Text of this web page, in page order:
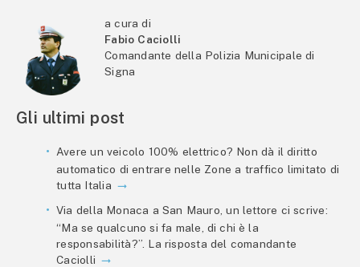
a cura di
Fabio Caciolli
Comandante della Polizia Municipale di
Signa
Gli ultimi post
Avere un veicolo 100% elettrico? Non dà il diritto
automatico di entrare nelle Zone a traffico limitato di
tutta Italia
Via della Monaca a San Mauro, un lettore ci scrive:
“Ma se qualcuno si fa male, di chi è la
responsabilità?”. La risposta del comandante
Caciolli